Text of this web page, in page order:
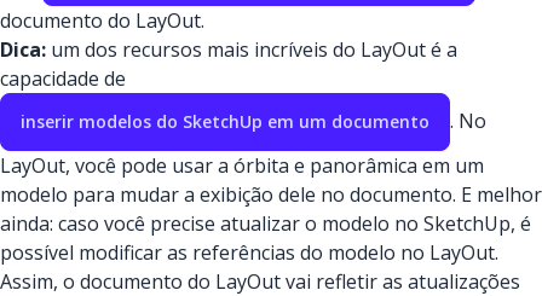
documento do LayOut.
Dica: um dos recursos mais incríveis do LayOut é a
capacidade de
inserir modelos do SketchUp em um documento
. No
LayOut, você pode usar a órbita e panorâmica em um
modelo para mudar a exibição dele no documento. E melhor
ainda: caso você precise atualizar o modelo no SketchUp, é
possível modificar as referências do modelo no LayOut.
Assim, o documento do LayOut vai refletir as atualizações